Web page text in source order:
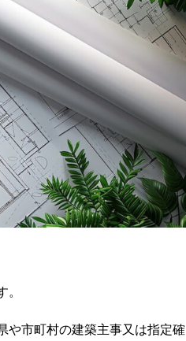
や市町村の建築主事又は指定確